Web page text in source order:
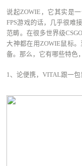
说起ZOWIE，它其实是
FPS游戏的话，几乎很难
范畴。在很多世界级
大神都在用ZOWIE鼠标
备。那么，它有哪些特色
1、论便携，VITAL跟一